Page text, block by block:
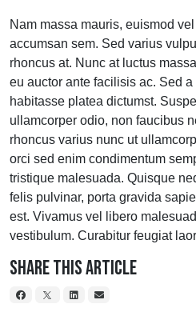
Nam massa mauris, euismod
accumsan sem. Sed varius
rhoncus at. Nunc at luctus
eu auctor ante facilisis ac. Sed
habitasse platea dictumst.
ullamcorper odio, non faucibus
rhoncus varius nunc ut
orci sed enim condimentum
tristique malesuada. Quisque
felis pulvinar, porta gravida
est. Vivamus vel libero
vestibulum. Curabitur feugiat
Share This Article